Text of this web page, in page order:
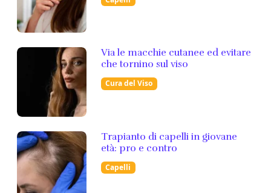
Via le macchie cutanee ed evitare
che tornino sul viso
Cura del Viso
Trapianto di capelli in giovane
età: pro e contro
Capelli